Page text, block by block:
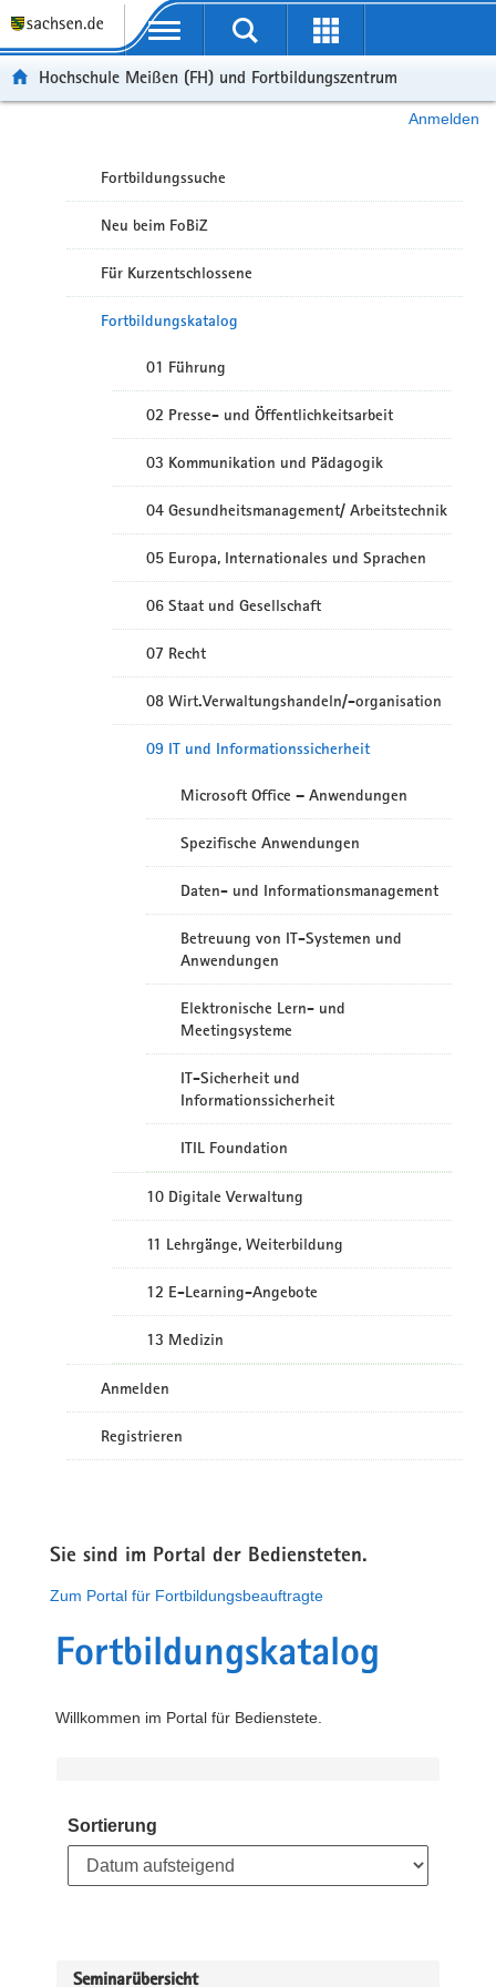
Portalübergreifende Navigation
Hochschule Meißen (FH) und Fortbildungszentrum
Anmelden
Fortbildungssuche
Neu beim FoBiZ
Für Kurzentschlossene
Fortbildungskatalog
01 Führung
02 Presse- und Öffentlichkeitsarbeit
03 Kommunikation und Pädagogik
04 Gesundheitsmanagement/ Arbeitstechnik
05 Europa, Internationales und Sprachen
06 Staat und Gesellschaft
07 Recht
08 Wirt.Verwaltungshandeln/-organisation
09 IT und Informationssicherheit
Microsoft Office – Anwendungen
Spezifische Anwendungen
Daten- und Informationsmanagement
Betreuung von IT-Systemen und
Anwendungen
Elektronische Lern- und
Meetingsysteme
IT-Sicherheit und
Informationssicherheit
ITIL Foundation
10 Digitale Verwaltung
11 Lehrgänge, Weiterbildung
12 E-Learning-Angebote
13 Medizin
Anmelden
Registrieren
Sie sind im Portal der Bediensteten.
Zum Portal für Fortbildungsbeauftragte
Fortbildungskatalog
Willkommen im Portal für Bedienstete.
Sortierung
Seminarübersicht